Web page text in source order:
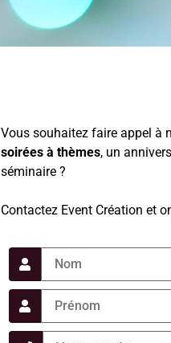
Vous souhaitez faire appel à
soirées à thèmes, un
séminaire ?
Contactez Event Création et
Nom
Prénom
Téléphone